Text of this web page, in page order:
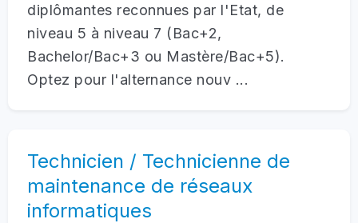
diplômantes reconnues par l'Etat, de
niveau 5 à niveau 7 (Bac+2,
Bachelor/Bac+3 ou Mastère/Bac+5).
Optez pour l'alternance nouv ...
Technicien / Technicienne de
maintenance de réseaux
informatiques